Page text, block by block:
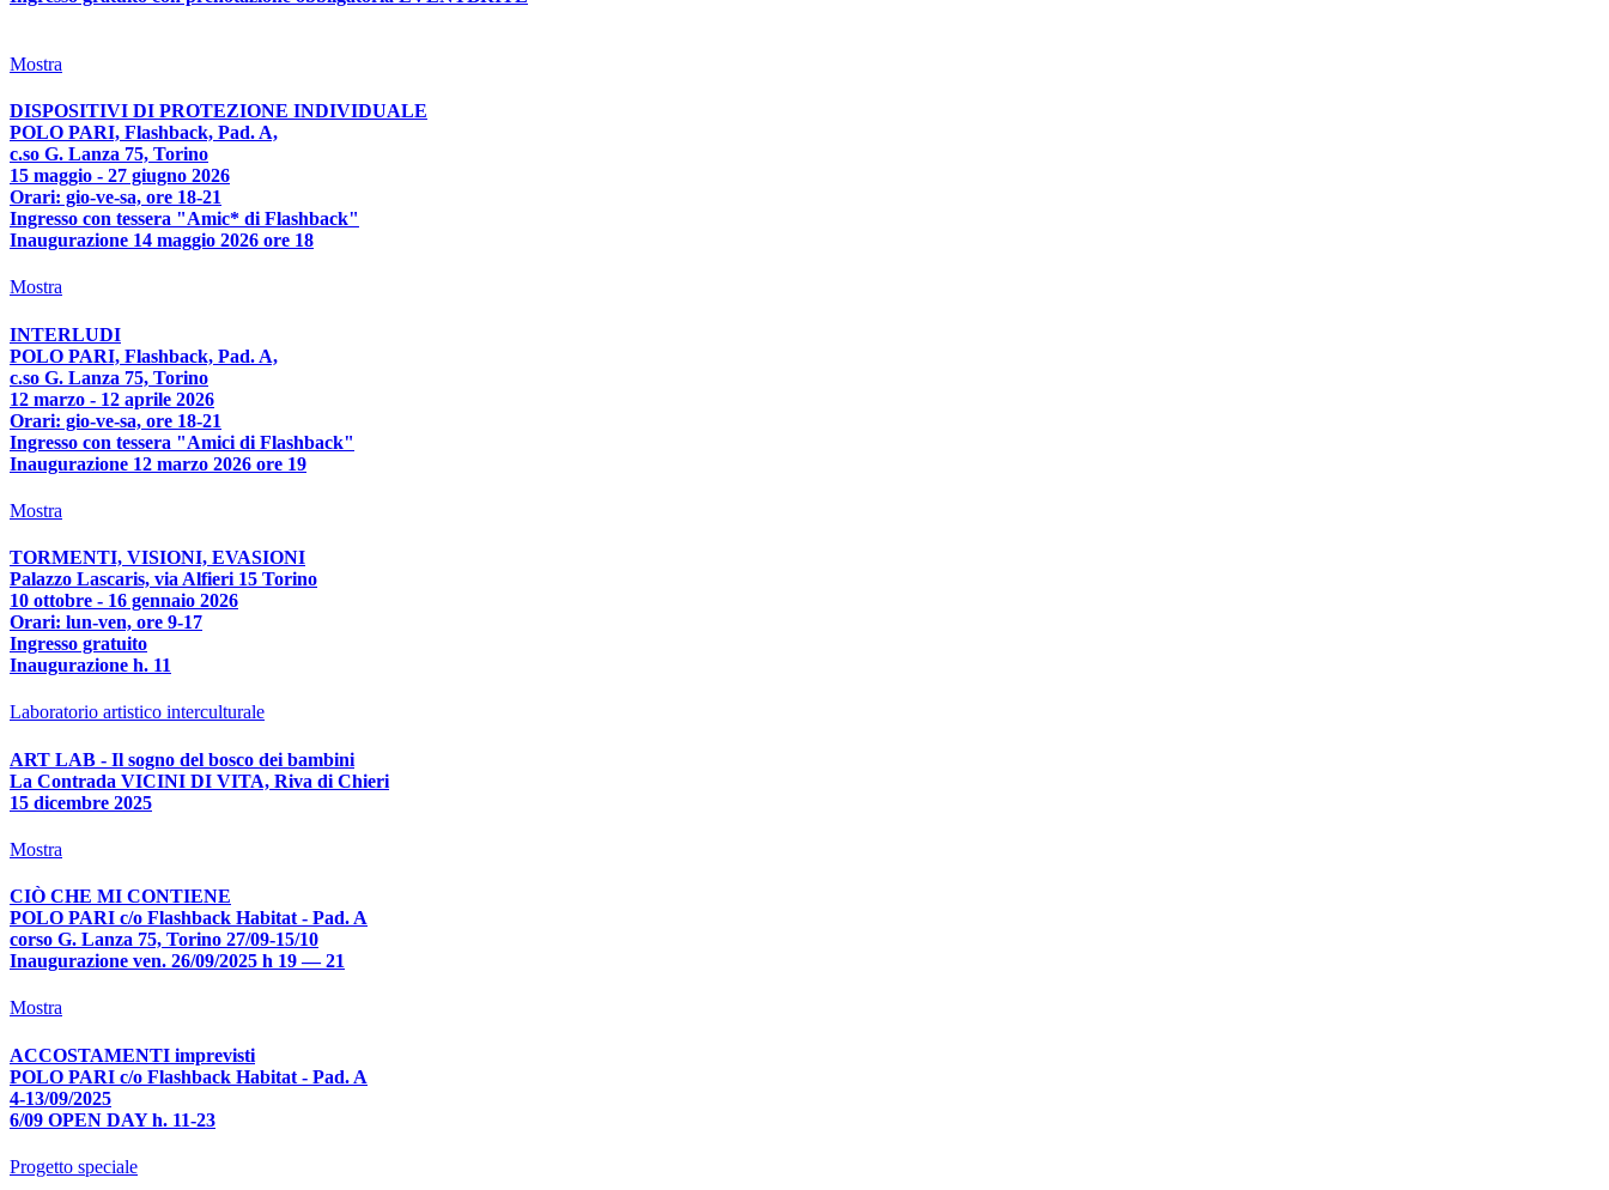
Mostra
DISPOSITIVI DI PROTEZIONE INDIVIDUALE
POLO PARI, Flashback, Pad. A,
c.so G. Lanza 75, Torino
15 maggio - 27 giugno 2026
Orari: gio-ve-sa, ore 18-21
Ingresso con tessera "Amic* di Flashback"
Inaugurazione 14 maggio 2026 ore 18
Mostra
INTERLUDI
POLO PARI, Flashback, Pad. A,
c.so G. Lanza 75, Torino
12 marzo - 12 aprile 2026
Orari: gio-ve-sa, ore 18-21
Ingresso con tessera "Amici di Flashback"
Inaugurazione 12 marzo 2026 ore 19
Mostra
TORMENTI, VISIONI, EVASIONI
Palazzo Lascaris, via Alfieri 15 Torino
10 ottobre - 16 gennaio 2026
Orari: lun-ven, ore 9-17
Ingresso gratuito
Inaugurazione h. 11
Laboratorio artistico interculturale
ART LAB - Il sogno del bosco dei bambini
La Contrada VICINI DI VITA, Riva di Chieri
15 dicembre 2025
Mostra
CIÒ CHE MI CONTIENE
POLO PARI c/o Flashback Habitat - Pad. A
corso G. Lanza 75, Torino 27/09-15/10
Inaugurazione ven. 26/09/2025 h 19 — 21
Mostra
ACCOSTAMENTI imprevisti
POLO PARI c/o Flashback Habitat - Pad. A
4-13/09/2025
6/09 OPEN DAY h. 11-23
Progetto speciale